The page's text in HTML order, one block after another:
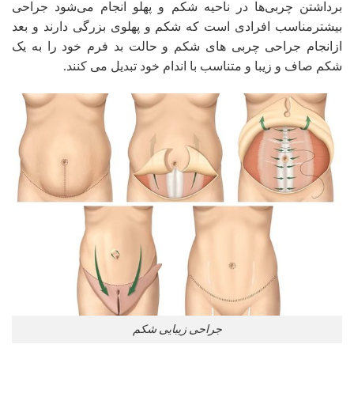
برداشتن چربی‌ها در ناحیه شکم و پهلو انجام می‌شود جراحی
بیشترمناسب افرادی است که شکم و پهلوی بزرگی دارند و بعد
ازانجام جراحی چربی های شکم و حالت بد فرم خود را به یک
شکم صاف و زیبا و متناسب با اندام خود تبدیل می کنند.
جراحی زیبایی شکم